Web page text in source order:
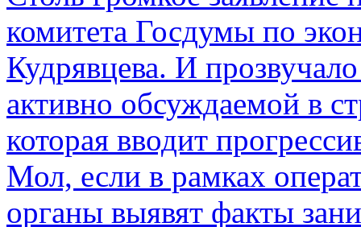
комитета Госдумы по
Кудрявцева. И
активно обсуждаемой в
которая вводит
Мол, если в рамках
органы выявят факты